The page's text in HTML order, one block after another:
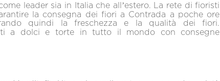
leader sia in Italia che all’estero. La rete di fioristi
la consegna dei fiori a Contrada a poche ore
quindi la freschezza e la qualità dei fiori.
a dolci e torte in tutto il mondo con consegne